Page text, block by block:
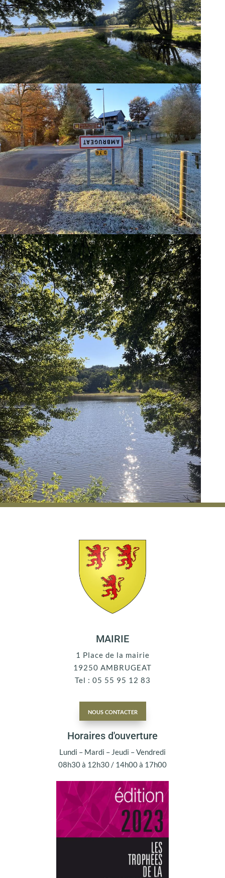
MAIRIE
1 Place de la mairie
19250 AMBRUGEAT
Tel : 05 55 95 12 83
nous contacter
Horaires d'ouverture
Lundi – Mardi – Jeudi – Vendredi
08h30 à 12h30 / 14h00 à 17h00